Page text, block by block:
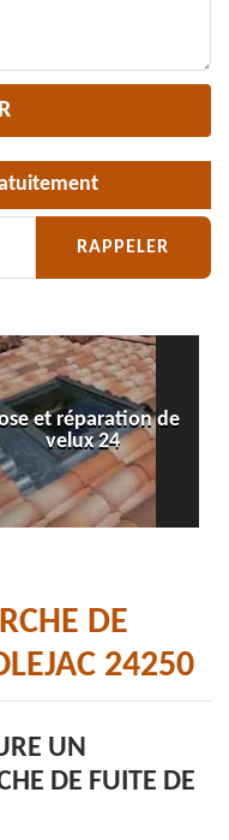
et réparation de
velux 24
DE
24250
UN
DE FUITE DE